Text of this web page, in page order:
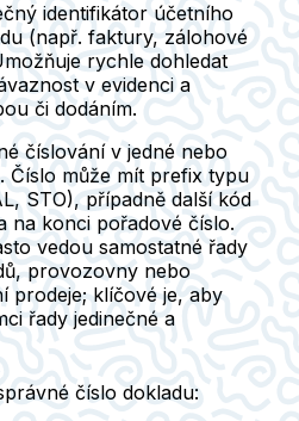
identifikátor účetního
(např. faktury, zálohové
rychle dohledat
v evidenci a
či dodáním.
číslování v jedné nebo
Číslo může mít prefix typu
STO), případně další kód
na konci pořadové číslo.
vedou samostatné řady
provozovny nebo
prodeje; klíčové je, aby
řady jedinečné a
číslo dokladu: